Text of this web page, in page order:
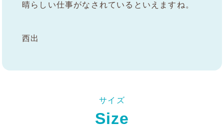
晴らしい仕事がなされているといえますね。
西出
サイズ
Size